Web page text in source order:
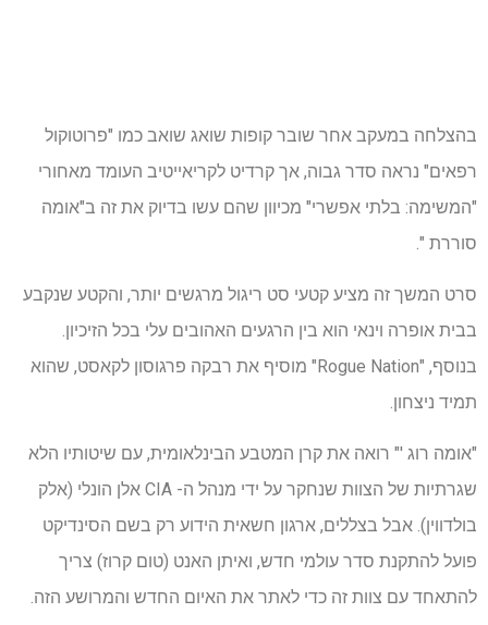
בהצלחה במעקב אחר שובר קופות שואג שואב כמו "פרוטוקול
רפאים" נראה סדר גבוה, אך קרדיט לקריאייטיב העומד מאחורי
"המשימה: בלתי אפשרי" מכיוון שהם עשו בדיוק את זה ב"אומה
סוררת ".
סרט המשך זה מציע קטעי סט ריגול מרגשים יותר, והקטע שנקבע
בבית אופרה וינאי הוא בין הרגעים האהובים עלי בכל הזיכיון.
בנוסף, "Rogue Nation" מוסיף את רבקה פרגוסון לקאסט, שהוא
תמיד ניצחון.
"אומה רוג '" רואה את קרן המטבע הבינלאומית, עם שיטותיו הלא
שגרתיות של הצוות שנחקר על ידי מנהל ה- CIA אלן הונלי (אלק
בולדווין). אבל בצללים, ארגון חשאית הידוע רק בשם הסינדיקט
פועל להתקנת סדר עולמי חדש, ואיתן האנט (טום קרוז) צריך
להתאחד עם צוות זה כדי לאתר את האיום החדש והמרושע הזה.